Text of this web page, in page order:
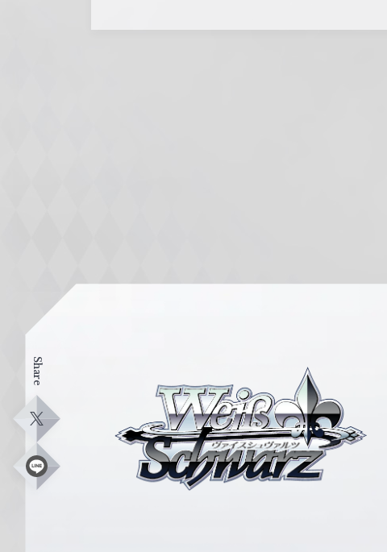
Share
X
L
ス